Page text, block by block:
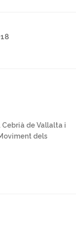
de Vallalta i
dels